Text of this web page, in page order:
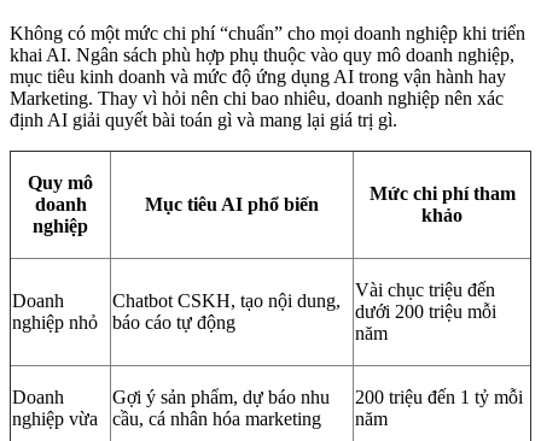
Không có một mức chi phí “chuẩn” cho mọi doanh nghiệp khi triển
khai AI. Ngân sách phù hợp phụ thuộc vào quy mô doanh nghiệp,
mục tiêu kinh doanh và mức độ ứng dụng AI trong vận hành hay
Marketing. Thay vì hỏi nên chi bao nhiêu, doanh nghiệp nên xác
định AI giải quyết bài toán gì và mang lại giá trị gì.
Quy mô
doanh
nghiệp
Mục tiêu AI phổ biến
Mức chi phí tham
khảo
Doanh
nghiệp nhỏ
Chatbot CSKH, tạo nội dung,
báo cáo tự động
Vài chục triệu đến
dưới 200 triệu mỗi
năm
Doanh
nghiệp vừa
Gợi ý sản phẩm, dự báo nhu
cầu, cá nhân hóa marketing
200 triệu đến 1 tỷ mỗi
năm